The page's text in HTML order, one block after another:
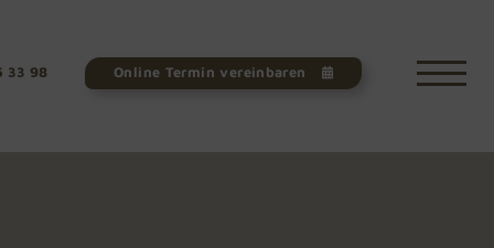
33 98 Online Termin vereinbaren